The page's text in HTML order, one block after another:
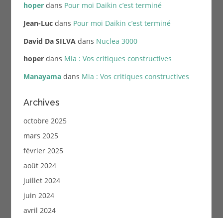
hoperdans Pour moi Daikin c’est terminé
Jean-Lucdans Pour moi Daikin c’est terminé
David Da SILVA dans Nuclea 3000
hoperdans Mia : Vos critiques constructives
Manayamadans Mia : Vos critiques constructives
Archives
octobre 2025
mars 2025
février 2025
août 2024
juillet 2024
juin 2024
avril 2024